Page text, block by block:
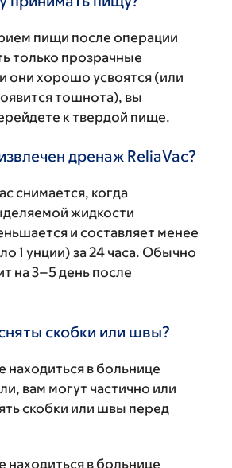
пищи после операции
только прозрачные
они хорошо усвоятся (или
тошнота), вы
к твердой пище.
дренаж ReliaVac?
снимается, когда
жидкости
и составляет менее
1 унции) за 24 часа. Обычно
на 3–5 день после
скобки или швы?
находиться в больнице
вам могут частично или
скобки или швы перед
находиться в больнице